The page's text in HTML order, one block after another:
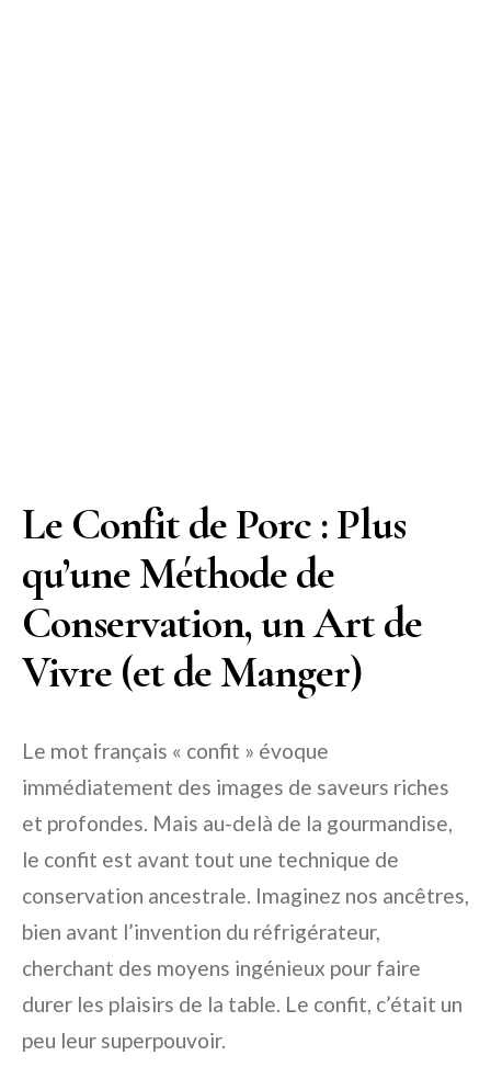
Le Confit de Porc : Plus
qu’une Méthode de
Conservation, un Art de
Vivre (et de Manger)
Le mot français « confit » évoque
immédiatement des images de saveurs riches
et profondes. Mais au-delà de la gourmandise,
le confit est avant tout une technique de
conservation ancestrale. Imaginez nos ancêtres,
bien avant l’invention du réfrigérateur,
cherchant des moyens ingénieux pour faire
durer les plaisirs de la table. Le confit, c’était un
peu leur superpouvoir.